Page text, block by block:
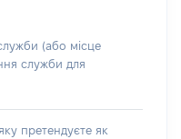
(або місце
служби для
претендуєте як